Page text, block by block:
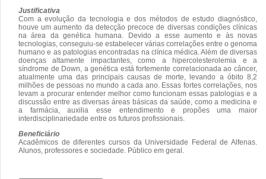
Justificativa
Com a evolução da tecnologia e dos métodos de estudo diagnóstico,
houve um aumento da detecção precoce de diversas condições clínicas
na área da genética humana. Devido a esse aumento e às novas
tecnologias, conseguiu-se estabelecer várias correlações entre o genoma
humano e as patologias encontradas na clínica médica. Além de diversas
doenças altamente impactantes, como a hipercolesterolemia e a
síndrome de Down, a genética está fortemente correlacionada ao câncer,
atualmente uma das principais causas de morte, levando a óbito 8,2
milhões de pessoas no mundo a cada ano. Essas fortes correlações, nos
levam a procurar entender melhor como funcionam essas patologias e a
discussão entre as diversas áreas básicas da saúde, como a medicina e
a farmácia, auxilia esse entendimento e propões uma maior
interdisciplinariedade entre os futuros profissionais.
Beneficiário
Acadêmicos de diferentes cursos da Universidade Federal de Alfenas.
Alunos, professores e sociedade. Público em geral.